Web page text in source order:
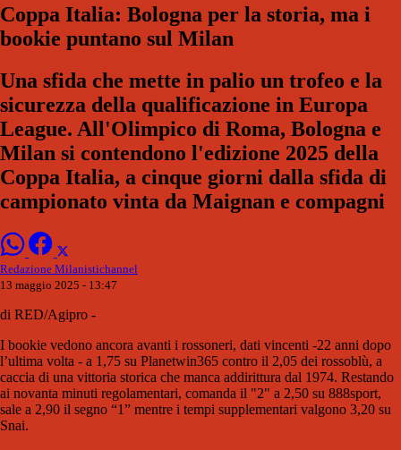
Coppa Italia: Bologna per la storia, ma i
bookie puntano sul Milan
Una sfida che mette in palio un trofeo e la
sicurezza della qualificazione in Europa
League. All'Olimpico di Roma, Bologna e
Milan si contendono l'edizione 2025 della
Coppa Italia, a cinque giorni dalla sfida di
campionato vinta da Maignan e compagni
Redazione Milanistichannel
13 maggio 2025 - 13:47
di RED/Agipro -
I bookie vedono ancora avanti i rossoneri, dati vincenti -22 anni dopo
l’ultima volta - a 1,75 su Planetwin365 contro il 2,05 dei rossoblù, a
caccia di una vittoria storica che manca addirittura dal 1974. Restando
ai novanta minuti regolamentari, comanda il "2" a 2,50 su 888sport,
sale a 2,90 il segno “1” mentre i tempi supplementari valgono 3,20 su
Snai.